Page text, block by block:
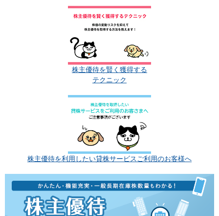
株主優待を賢く獲得する
テクニック
株主優待を利用したい貸株サービスご利用のお客様へ